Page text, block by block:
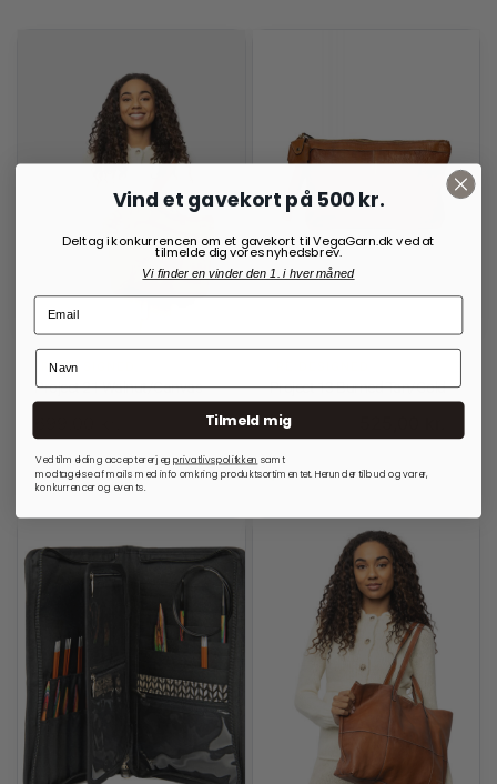
RE:DESIGNED
Project 21 Walnut/Canvas
På lager
Project 13 Burned Tan/Gold
700,00
På lager
Vind et gavekort på 500 kr.
Deltag i konkurrencen om et gavekort til VegaGarn.dk ved at
tilmelde dig vores nyhedsbrev.
Vi finder en vinder den 1. i hver måned
Tilmeld mig
Ved tilmelding accepterer jegprivatlivspolitkken samt
modtagelse af mails med info omkring produktsortimentet. Herunder tilbud og varer,
konkurrencer og events.